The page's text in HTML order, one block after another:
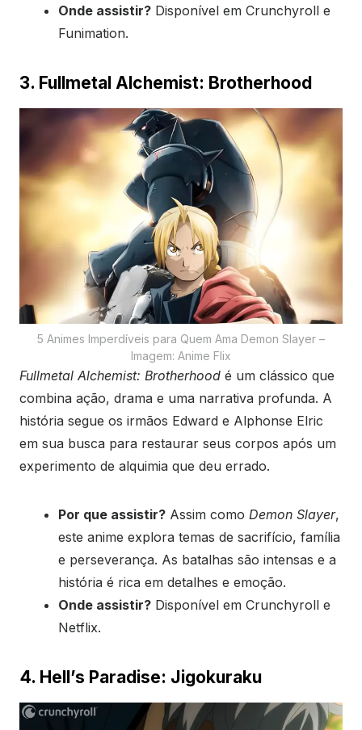
Onde assistir? Disponível em Crunchyroll e
Funimation.
3. Fullmetal Alchemist: Brotherhood
5 Animes Imperdíveis para Quem Ama Demon Slayer –
Imagem: Anime Flix
Fullmetal Alchemist: Brotherhood é um clássico que
combina ação, drama e uma narrativa profunda. A
história segue os irmãos Edward e Alphonse Elric
em sua busca para restaurar seus corpos após um
experimento de alquimia que deu errado.
Por que assistir? Assim como Demon Slayer,
este anime explora temas de sacrifício, família
e perseverança. As batalhas são intensas e a
história é rica em detalhes e emoção.
Onde assistir? Disponível em Crunchyroll e
Netflix.
4. Hell’s Paradise: Jigokuraku